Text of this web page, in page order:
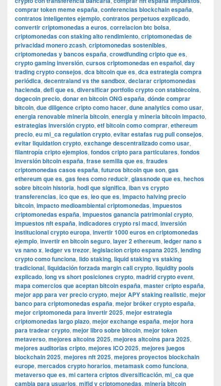
comprar token meme españa, conferencias blockchain españa,
contratos inteligentes ejemplo, contratos perpetuos explicado,
convertir criptomonedas a euros, correlacion btc bolsa,
criptomonedas con staking alto rendimiento, criptomonedas de
privacidad monero zcash, criptomonedas sostenibles,
criptomonedas y bancos españa, crowdfunding cripto que es,
crypto gaming inversión, cursos criptomonedas en español, day
trading crypto consejos, dca bitcoin que es, dca estrategia compra
periódica, decentraland vs the sandbox, declarar criptomonedas
hacienda, defi que es, diversificar portfolio crypto con stablecoins,
dogecoin precio, donar en bitcoin ONG españa, dónde comprar
bitcoin, due diligence cripto como hacer, dune analytics como usar,
energia renovable mineria bitcoin, energia y mineria bitcoin impacto,
estrategias inversión crypto, etf bitcoin como comprar, ethereum
precio, eu mi_ca regulation crypto, evitar estafas rug pull consejos,
evitar liquidation crypto, exchange descentralizado como usar,
filantropía cripto ejemplos, fondos cripto para particulares, fondos
inversión bitcoin españa, frase semilla que es, fraudes
criptomonedas casos españa, futuros bitcoin que son, gas
ethereum que es, gas fees como reducir, glassnode que es, hechos
sobre bitcoin historia, hodl que significa, iban vs crypto
transferencias, ico que es, ieo que es, impacto halving precio
bitcoin, impacto medioambiental criptomonedas, impuestos
criptomonedas españa, impuestos ganancia patrimonial crypto,
impuestos nft españa, indicadores crypto rsi macd, inversión
institucional crypto europa, invertir 1000 euros en criptomonedas
ejemplo, invertir en bitcoin seguro, layer 2 ethereum, ledger nano s
vs nano x, ledger vs trezor, legislacion cripto espana 2025, lending
crypto como funciona, lido staking, liquid staking vs staking
tradicional, liquidación forzada margin call crypto, liquidity pools
explicado, long vs short posiciones crypto, madrid crypto event,
mapa comercios que aceptan bitcoin españa, master cripto españa,
mejor app para ver precio crypto, mejor APY staking realistic, mejor
banco para criptomonedas españa, mejor bróker crypto españa,
mejor criptomoneda para invertir 2025, mejor estrategia
criptomonedas largo plazo, mejor exchange españa, mejor hora
para tradear crypto, mejor libro sobre bitcoin, mejor token
metaverso, mejores altcoins 2025, mejores altcoins para 2025,
mejores auditorias cripto, mejores ICO 2025, mejores juegos
blockchain 2025, mejores nft 2025, mejores proyectos blockchain
europe, mercados crypto horarios, metamask como funciona,
metaverso que es, mi cartera criptos diversificación, mi_ca que
cambia para usuarios, mifid y criptomonedas, minería bitcoin